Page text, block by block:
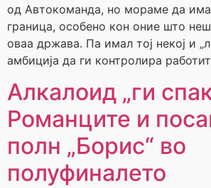
од Автокоманда, но мораме да
граница, особено кон оние што
оваа држава. Па имал тој некој и
амбиција да ги контролира
Алкалоид „ги
Романците и
полн „Борис“ во
полуфиналето